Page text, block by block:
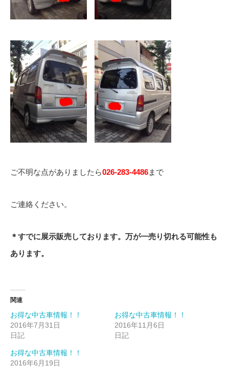
ご不明な点がありましたら026-283-4486まで
ご連絡ください。
＊すでに展示販売しております。万が一売り切れる可能性も
あります。
関連
お得な中古車情報！！
2016年7月31日
日記
お得な中古車情報！！
2016年11月6日
日記
お得な中古車情報！！
2016年6月19日